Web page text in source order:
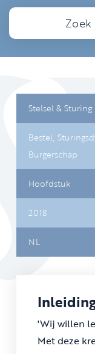
Stelsel & Sturing
Bestel,
Burgerschap
Hoofdstuk
2018
NL
'Wij willen
Met deze